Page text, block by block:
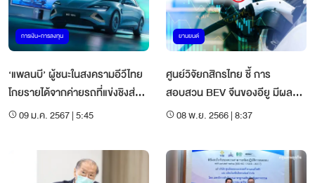
การเงิน-การลงทุน
‘แพลนบี’ ผู้ชนะในสงครามอีวีไทย
โกยรายได้จากค่ายรถที่แข่งชิงส่วน
แบ่งตลาด
09 ม.ค. 2567 | 5:45
ยานยนต์
ศูนย์วิจัยกสิกรไทย ชี้ การ
สอบสวน BEV จีนของอียู มีผลต่อ
การส่งออก BEV ไทยปี 67
08 พ.ย. 2566 | 8:37